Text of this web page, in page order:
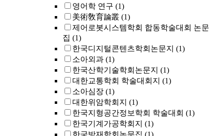
영어학 연구 (1)
美術敎育論叢 (1)
제어로봇시스템학회 합동학술대회 논문
집 (1)
한국디지털콘텐츠학회논문지 (1)
소아외과 (1)
한국산학기술학회논문지 (1)
대한교통학회 학술대회지 (1)
소아심장 (1)
대한위암학회지 (1)
한국지형공간정보학회 학술대회 (1)
한국기계가공학회지 (1)
한국방재학회논문집 (1)